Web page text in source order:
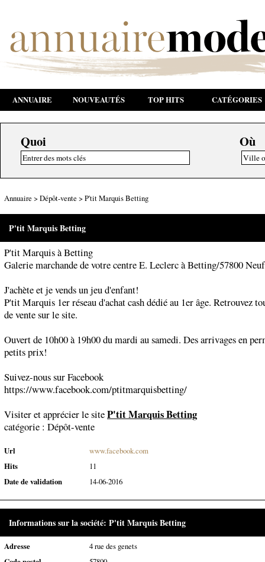
ANNUAIRE NOUVEAUTÉS TOP HITS CATÉGORIES
Quoi Où
Annuaire > Dépôt-vente > P'tit Marquis Betting
P'tit Marquis Betting
P'tit Marquis à Betting
Galerie marchande de votre centre E. Leclerc à Betting/57800
J'achète et je vends un jeu d'enfant!
P'tit Marquis 1er réseau d'achat cash dédié au 1er âge. Retrouvez
de vente sur le site.
Ouvert de 10h00 à 19h00 du mardi au samedi. Des arrivages en
petits prix!
Suivez-nous sur Facebook
https://www.facebook.com/ptitmarquisbetting/
Visiter et apprécier le siteP'tit Marquis Betting
catégorie : Dépôt-vente
Url
www.facebook.com
Hits
11
Date de validation
14-06-2016
Informations sur la société: P'tit Marquis Betting
Adresse
4 rue des genets